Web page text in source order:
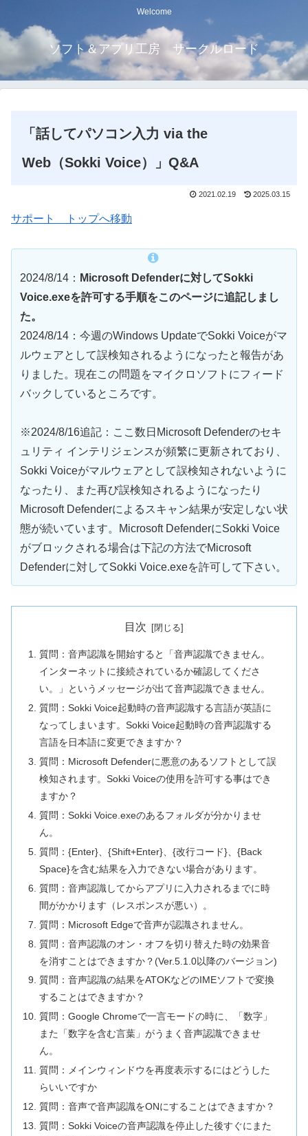
Welcome
ソフト＆アプリ工房 サークルロード
「話してパソコン入力 via the
Web（Sokki Voice）」Q&A
2021.02.19 2025.03.15
サポート トップへ移動
2024/8/14： Microsoft Defenderに対してSokki
Voice.exeを許可する手順をこのページに追記しまし
た。
2024/8/14：今週のWindows UpdateでSokki Voiceがマ
ルウェアとして誤検知されるようになったと報告があ
りました。現在この問題をマイクロソフトにフィード
バックしているところです。
※2024/8/16追記：ここ数日Microsoft Defenderのセキ
ュリティ インテリジェンスが頻繁に更新されており、
Sokki Voiceがマルウェアとして誤検知されないように
なったり、また再び誤検知されるようになったり
Microsoft Defenderによるスキャン結果が安定しない状
態が続いています。Microsoft DefenderにSokki Voice
がブロックされる場合は下記の方法でMicrosoft
Defenderに対してSokki Voice.exeを許可して下さい。
目次
質問：音声認識を開始すると「音声認識できません。
インターネットに接続されているか確認してくださ
い。」というメッセージが出て音声認識できません。
質問：Sokki Voice起動時の音声認識する言語が英語に
なってしまいます。Sokki Voice起動時の音声認識する
言語を日本語に変更できますか？
質問：Microsoft Defenderに悪意のあるソフトとして誤
検知されます。Sokki Voiceの使用を許可する事はでき
ますか？
質問：Sokki Voice.exeのあるフォルダが分かりませ
ん。
質問：{Enter}、{Shift+Enter}、{改行コード}、{Back
Space}を含む結果を入力できない場合があります。
質問：音声認識してからアプリに入力されるまでに時
間がかかります（レスポンスが悪い）。
質問：Microsoft Edgeで音声が認識されません。
質問：音声認識のオン・オフを切り替えた時の効果音
を消すことはできますか？(Ver.5.1.0以降のバージョン)
質問：音声認識の結果をATOKなどのIMEソフトで変換
することはできますか？
質問：Google Chromeで一言モードの時に、「数字」
また「数字を含む言葉」がうまく音声認識できませ
ん。
質問：メインウィンドウを再度表示するにはどうした
らいいですか
質問：音声で音声認識をONにすることはできますか？
質問：Sokki Voiceの音声認識を停止した後すぐにまた